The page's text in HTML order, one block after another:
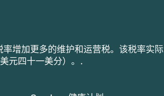
增加更多的维护和运营税。该税率实际
元四十一美分）。.